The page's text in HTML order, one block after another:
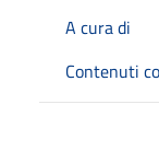
A cura di
Contenuti